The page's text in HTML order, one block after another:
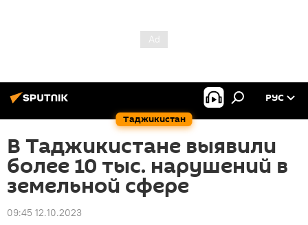
Таджикистан
РУС
В Таджикистане выявили
более 10 тыс. нарушений в
земельной сфере
09:45 12.10.2023